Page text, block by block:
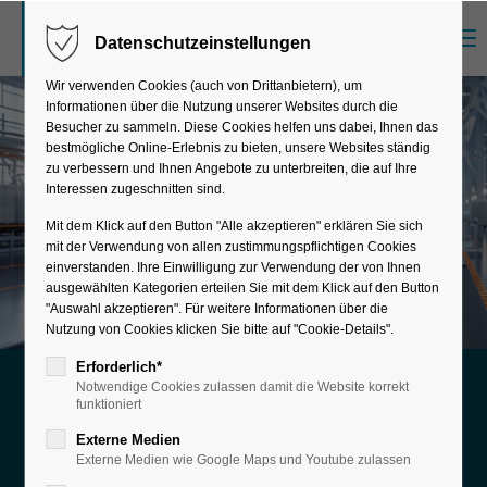
Der Eintrag "offcanvas-col1" existiert leider
nicht.
Der Eintrag "offcanvas-col2" existiert leider
nicht.
Der Eintrag "offcanvas-col3" existiert leider
nicht.
Der Eintrag "offcanvas-col4" existiert leider
nicht.
Produktänderungen effizient in SAP
steuern
Änderungsmanagement
Datenschutzeinstellungen
Wir verwenden Cookies (auch von Drittanbietern), um
Informationen über die Nutzung unserer Websites durch die
Besucher zu sammeln. Diese Cookies helfen uns dabei, Ihnen das
bestmögliche Online-Erlebnis zu bieten, unsere Websites ständig
zu verbessern und Ihnen Angebote zu unterbreiten, die auf Ihre
Interessen zugeschnitten sind.
Mit dem Klick auf den Button "Alle akzeptieren" erklären Sie sich
mit der Verwendung von allen zustimmungspflichtigen Cookies
einverstanden. Ihre Einwilligung zur Verwendung der von Ihnen
ausgewählten Kategorien erteilen Sie mit dem Klick auf den Button
"Auswahl akzeptieren". Für weitere Informationen über die
Nutzung von Cookies klicken Sie bitte auf "Cookie-Details".
Erforderlich*
Notwendige Cookies zulassen damit die Website korrekt
funktioniert
Externe Medien
Externe Medien wie Google Maps und Youtube zulassen